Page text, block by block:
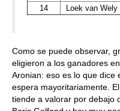
14
Loek van Wely
Como se puede observar,
eligieron a los ganadores
Aronian: eso es lo que dice
espera mayoritariamente.
tiende a valorar por debajo